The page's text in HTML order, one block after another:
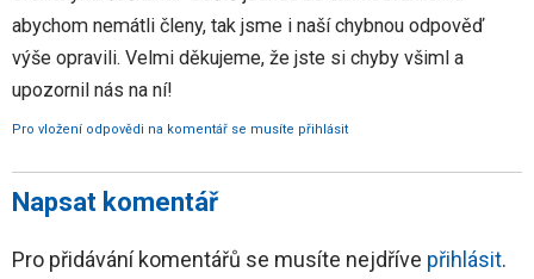
abychom nemátli členy, tak jsme i naší chybnou odpověď
výše opravili. Velmi děkujeme, že jste si chyby všiml a
upozornil nás na ní!
Pro vložení odpovědi na komentář se musíte přihlásit
Napsat komentář
Pro přidávání komentářů se musíte nejdříve přihlásit.